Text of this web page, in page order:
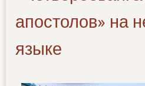
апостолов» на
языке